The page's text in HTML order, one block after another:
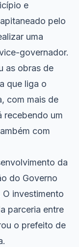
e
pelo
uma
governador.
as obras de
que liga o
com mais de
recebendo um
com
da
do Governo
investimento
parceria entre
o prefeito de